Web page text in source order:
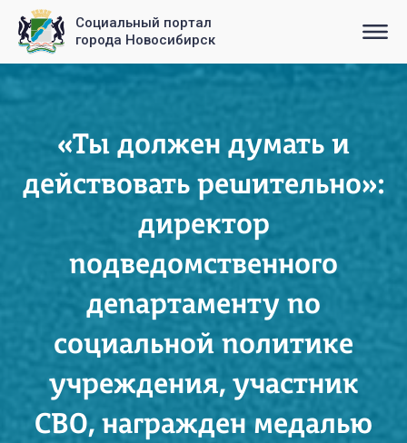
Социальный портал
города Новосибирск
«Ты должен думать и
действовать решительно»:
директор
подведомственного
департаменту по
социальной политике
учреждения, участник
СВО, награжден медалью